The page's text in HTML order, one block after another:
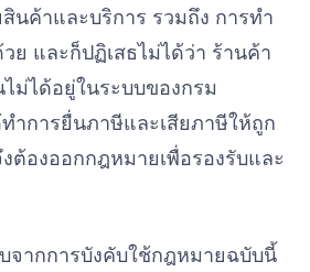
นค้าและบริการ รวมถึง การทำ
ย และก็ปฏิเสธไม่ได้ว่า ร้านค้า
ม่ได้อยู่ในระบบของกรม
ำการยื่นภาษีและเสียภาษีให้ถูก
ต้องออกกฎหมายเพื่อรองรับและ
จากการบังคับใช้กฎหมายฉบับนี้